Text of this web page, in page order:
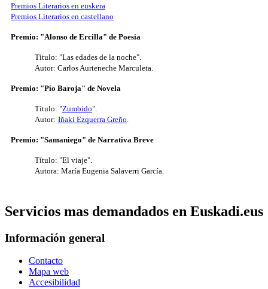
Premios Literarios en euskera
Premios Literarios en castellano
Premio: "Alonso de Ercilla" de Poesia
Título: "Las edades de la noche".
Autor: Carlos Aurteneche Marculeta.
Premio: "Pío Baroja" de Novela
Título: "Zumbido".
Autor: Iñaki Ezquerra Greño
Premio: "Samaniego" de Narrativa Breve
Título: "El viaje".
Autora: María Eugenia Salaverri García.
Servicios mas demandados en Euskadi.eus
Información general
Contacto
Mapa web
Accesibilidad